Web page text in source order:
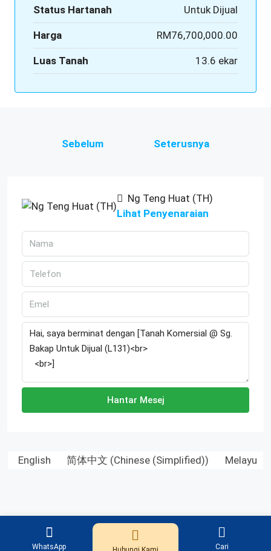
Status Hartanah Untuk Dijual
Harga RM76,700,000.00
Luas Tanah 13.6 ekar
Sebelum Seterusnya
Ng Teng Huat (TH)
Lihat Penyenaraian
Hantar Mesej
WhatsApp Cari
English 简体中文 (Chinese (Simplified)) Melayu